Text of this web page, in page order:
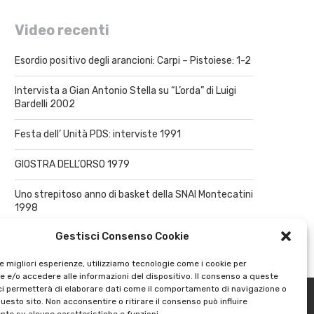
Gestisci Consenso Cookie
migliori esperienze, utilizziamo tecnologie come i cookie per
e/o accedere alle informazioni del dispositivo. Il consenso a queste
permetterà di elaborare dati come il comportamento di navigazione o
sito. Non acconsentire o ritirare il consenso può influire
Video recenti
Esordio positivo degli arancioni: Carpi – Pistoiese: 1-2
Intervista a Gian Antonio Stella su “L’orda” di Luigi
Bardelli 2002
Festa dell’ Unità PDS: interviste 1991
GIOSTRA DELL’ORSO 1979
Uno strepitoso anno di basket della SNAI Montecatini
1998